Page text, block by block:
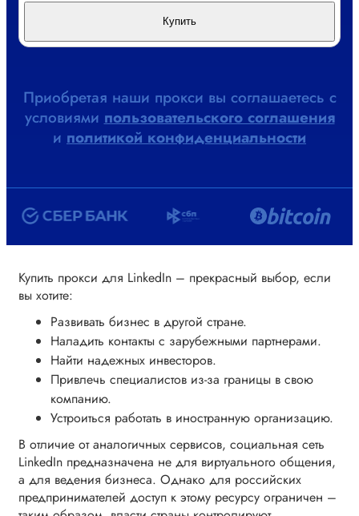
Купить
Приобретая наши прокси вы соглашаетесь с
условиями пользовательского соглашения
и политикой конфиденциальности
Купить прокси для LinkedIn – прекрасный выбор, если
вы хотите:
Развивать бизнес в другой стране.
Наладить контакты с зарубежными партнерами.
Найти надежных инвесторов.
Привлечь специалистов из-за границы в свою
компанию.
Устроиться работать в иностранную организацию.
В отличие от аналогичных сервисов, социальная сеть
LinkedIn предназначена не для виртуального общения,
а для ведения бизнеса. Однако для российских
предпринимателей доступ к этому ресурсу ограничен –